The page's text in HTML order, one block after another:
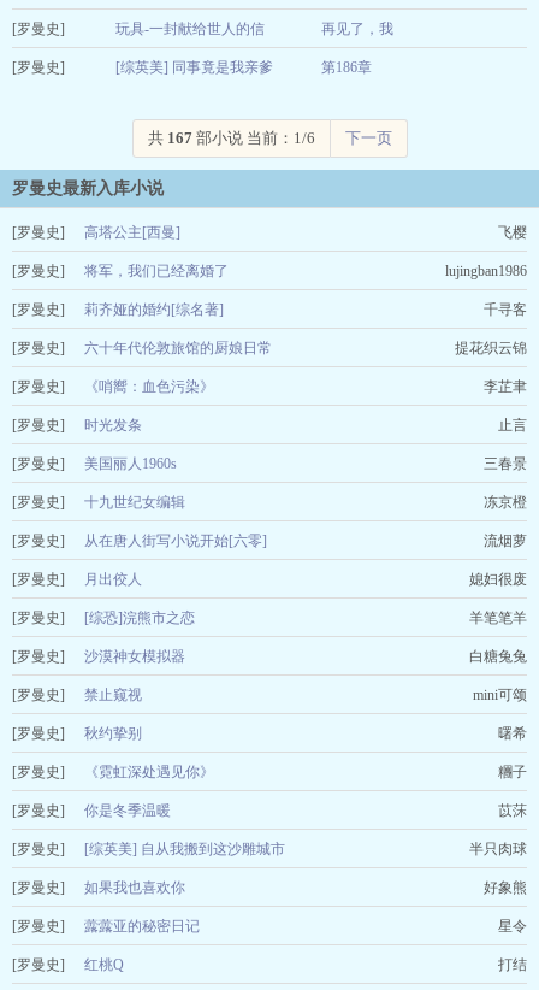
Philoso
[罗曼史] 玩具-一封献给世人的信 再见了，我
曹新
[罗曼史] [综英美] 同事竟是我亲爹 第186章
共 167部小说 当前：1/6 下一页
罗曼史最新入库小说
[罗曼史] 高塔公主[西曼] 飞樱
[罗曼史] 将军，我们已经离婚了 lujingban1986
[罗曼史] 莉齐娅的婚约[综名著] 千寻客
[罗曼史] 六十年代伦敦旅馆的厨娘日常 提花织云锦
[罗曼史] 《哨嚮：血色污染》 李芷聿
[罗曼史] 时光发条 止言
[罗曼史] 美国丽人1960s 三春景
[罗曼史] 十九世纪女编辑 冻京橙
[罗曼史] 从在唐人街写小说开始[六零] 流烟萝
[罗曼史] 月出佼人 媳妇很废
[罗曼史] [综恐]浣熊市之恋 羊笔笔羊
[罗曼史] 沙漠神女模拟器 白糖兔兔
[罗曼史] 禁止窥视 mini可颂
[罗曼史] 秋约挚别 曙希
[罗曼史] 《霓虹深处遇见你》 糰子
[罗曼史] 你是冬季温暖 苡莯
[罗曼史] [综英美] 自从我搬到这沙雕城市 半只肉球
[罗曼史] 如果我也喜欢你 好象熊
[罗曼史] 虂虂亚的秘密日记 星令
[罗曼史] 红桃Q 打结